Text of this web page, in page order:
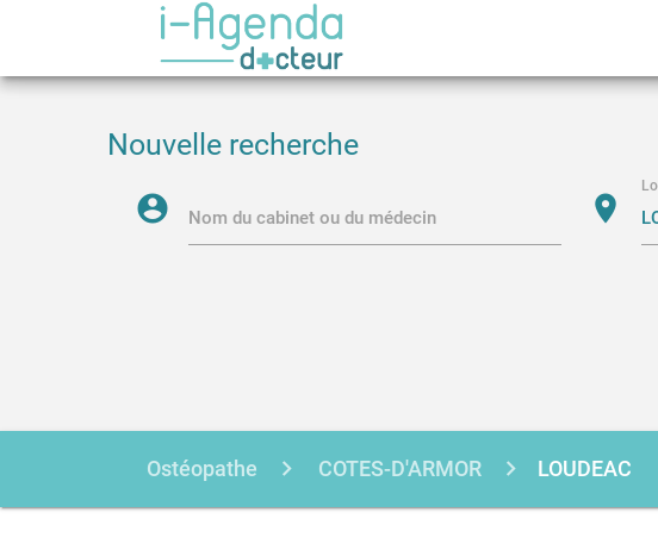
Nouvelle recherche
account_circle Nom du cabinet ou du médecin location_on
Ostéopathe COTES-D'ARMOR LOUDEAC